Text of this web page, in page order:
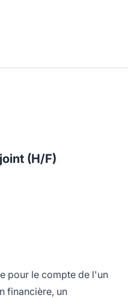
(H/F)
pour le compte de l'un
financière, un